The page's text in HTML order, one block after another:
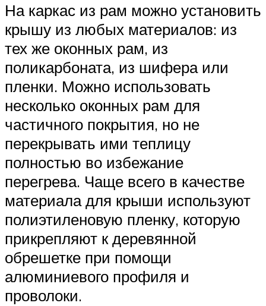
На каркас из рам можно установить
крышу из любых материалов: из
тех же оконных рам, из
поликарбоната, из шифера или
пленки. Можно использовать
несколько оконных рам для
частичного покрытия, но не
перекрывать ими теплицу
полностью во избежание
перегрева. Чаще всего в качестве
материала для крыши используют
полиэтиленовую пленку, которую
прикрепляют к деревянной
обрешетке при помощи
алюминиевого профиля и
проволоки.